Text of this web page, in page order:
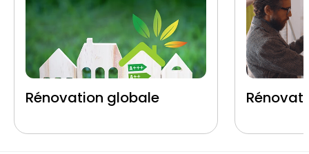
Rénovation globale